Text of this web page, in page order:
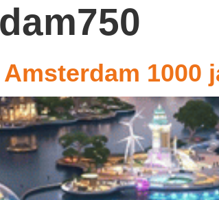
1000